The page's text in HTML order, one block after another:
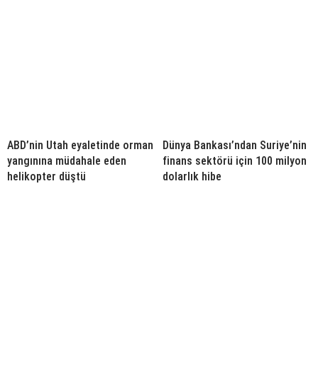
ABD’nin Utah eyaletinde orman
yangınına müdahale eden
helikopter düştü
Dünya Bankası’ndan Suriye’nin
finans sektörü için 100 milyon
dolarlık hibe